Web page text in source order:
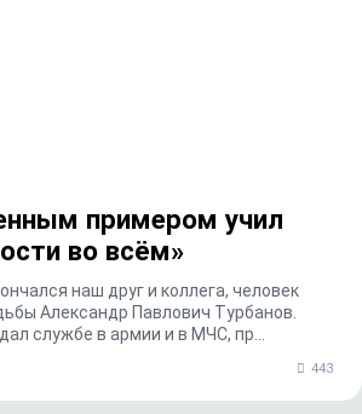
примером учил
во всём»
наш друг и коллега, человек
Александр Павлович Турбанов.
службе в армии и в МЧС, пр...
443